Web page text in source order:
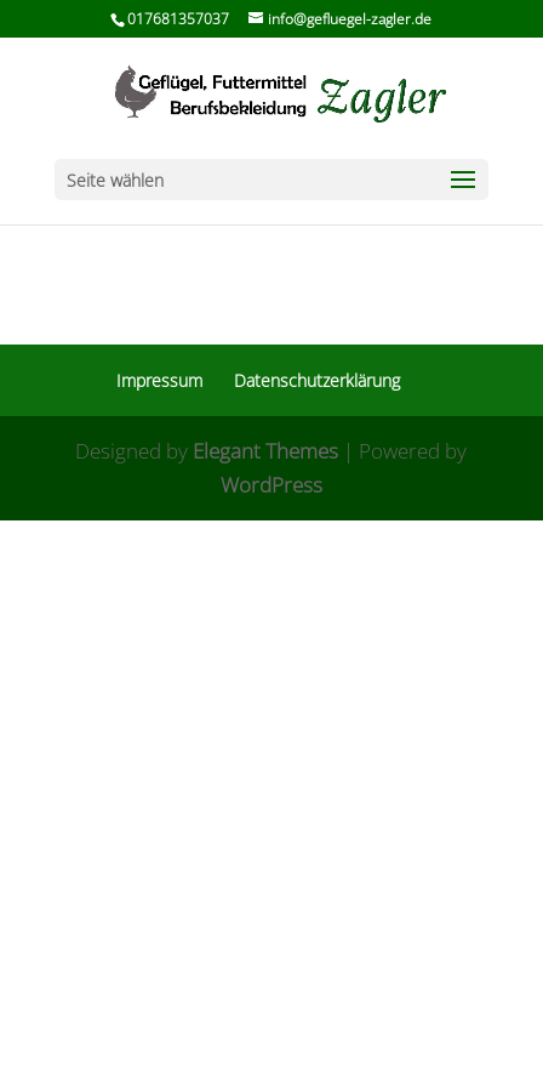
017681357037 info@gefluegel-zagler.de
Seite wählen
Impressum Datenschutzerklärung
Designed by Elegant Themes | Powered by
WordPress